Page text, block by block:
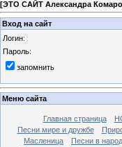
[ЭТО САЙТ Александра
Вход на сайт
Логин:
Пароль:
запомнить
Меню сайта
Главная страница
Песни мире и дружбе
Масленица
Песни в